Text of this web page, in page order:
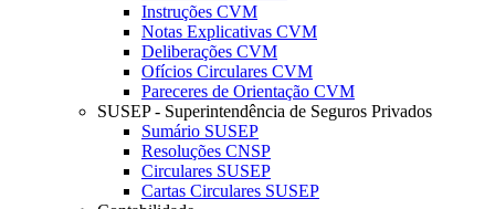
Instruções CVM
Notas Explicativas CVM
Deliberações CVM
Ofícios Circulares CVM
Pareceres de Orientação CVM
SUSEP - Superintendência de Seguros Privados
Sumário SUSEP
Resoluções CNSP
Circulares SUSEP
Cartas Circulares SUSEP